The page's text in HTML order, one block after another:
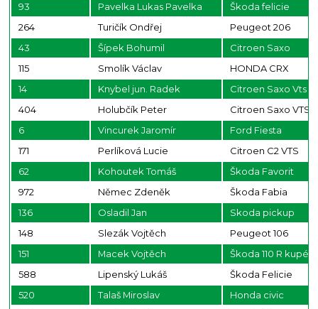
93
Pavelka Lukas Pavelka
Škoda felicie
264
Turičík Ondřej
Peugeot 206
43
Šípek Bohumil
Citroen Saxo
115
Smolík Václav
HONDA CRX
14
Knybel jun. Radek
Citroen Saxo Vts
404
Holubčík Peter
Citroen Saxo VTS
6
Vincurek Jaromír
Ford Fiesta
171
Perlíková Lucie
Citroen C2 VTS
62
Kohoutek Tomáš
Škoda Favorit
972
Němec Zdeněk
Škoda Fabia
136
Osladil Jan
Skoda pickup
148
Slezák Vojtěch
Peugeot 106
151
Macek Vojtěch
Škoda 110 R kupé
588
Lipenský Lukáš
Škoda Felicie
520
Talaš Miroslav
Honda civic